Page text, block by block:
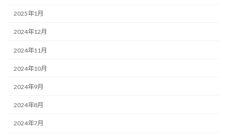
2025年1月
2024年12月
2024年11月
2024年10月
2024年9月
2024年8月
2024年7月